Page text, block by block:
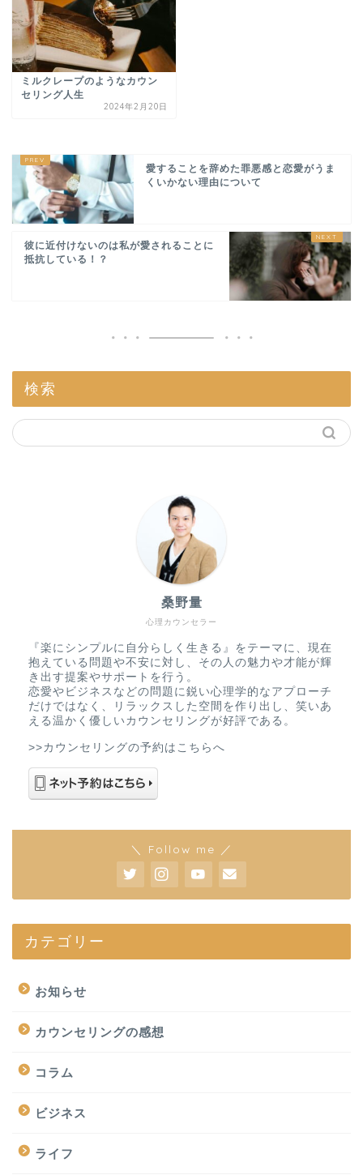
ミルクレープのようなカウン
セリング人生
2024年2月20日
愛することを辞めた罪悪感と恋愛がうま
くいかない理由について
彼に近付けないのは私が愛されることに
抵抗している！？
検索
心理カウンセラー
桑野量
『楽にシンプルに自分らしく生きる』をテーマに、現在
抱えている問題や不安に対し、その人の魅力や才能が輝
き出す提案やサポートを行う。
恋愛やビジネスなどの問題に鋭い心理学的なアプローチ
だけではなく、リラックスした空間を作り出し、笑いあ
える温かく優しいカウンセリングが好評である。
>>カウンセリングの予約はこちらへ
＼ Follow me ／
カテゴリー
お知らせ
カウンセリングの感想
コラム
ビジネス
ライフ